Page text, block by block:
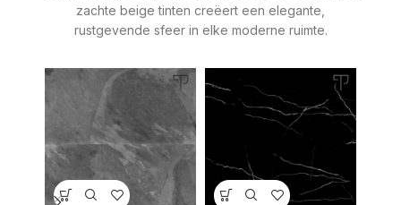
zachte beige tinten creëert een elegante,
rustgevende sfeer in elke moderne ruimte.